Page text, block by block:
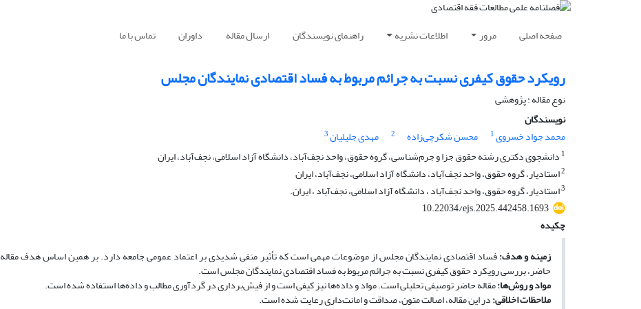
صفحه اصلی مرور اطلاعات نشریه راهنمای نویسندگان ارسال مقاله داوران تماس با ما
رویکرد حقوق کیفری نسبت به جرائم مربوط به فساد اقتصادی نمایندگان مجلس
نوع مقاله : پژوهشی
نویسندگان
محمد جواد خسروی1 محسن شکرچی‌زاده 2 مهدی جلیلیان3
1 دانشجوی دکتری رشته حقوق جزا و جرم‌شناسی، گروه حقوق، واحد نجف‌آباد، دانشگاه آزاد اسلامی، نجف‌آباد، ایران
2استادیار، گروه حقوق، واحد نجف‌آباد، دانشگاه آزاد اسلامی، نجف‌آباد، ایران
3استادیار، گروه حقوق، واحد نجف‌آباد ، دانشگاه آزاد اسلامی، نجف‌آباد ، ایران.
10.22034/ejs.2025.442458.1693
چکیده
زمینه و هدف:فساد اقتصادی نمایندگان مجلس از موضوعات مهمی است که تأثیر منفی شدیدی بر اعتماد عمومی جامعه دارد. بر همین اساس هدف مقاله
حاضر، بررسی رویکرد حقوق کیفری نسبت به جرائم مربوط به فساد اقتصادی نمایندگان مجلس است.
مواد و روش‌ها:مقاله حاضر توصیفی تحلیلی است. مواد و داده‌ها نیز کیفی است و از فیش‌برداری در گردآوری مطالب و داده‌ها استفاده شده است.
ملاحظات اخلاقی:در این مقاله، اصالت متون، صداقت و امانت‌داری رعایت شده است.